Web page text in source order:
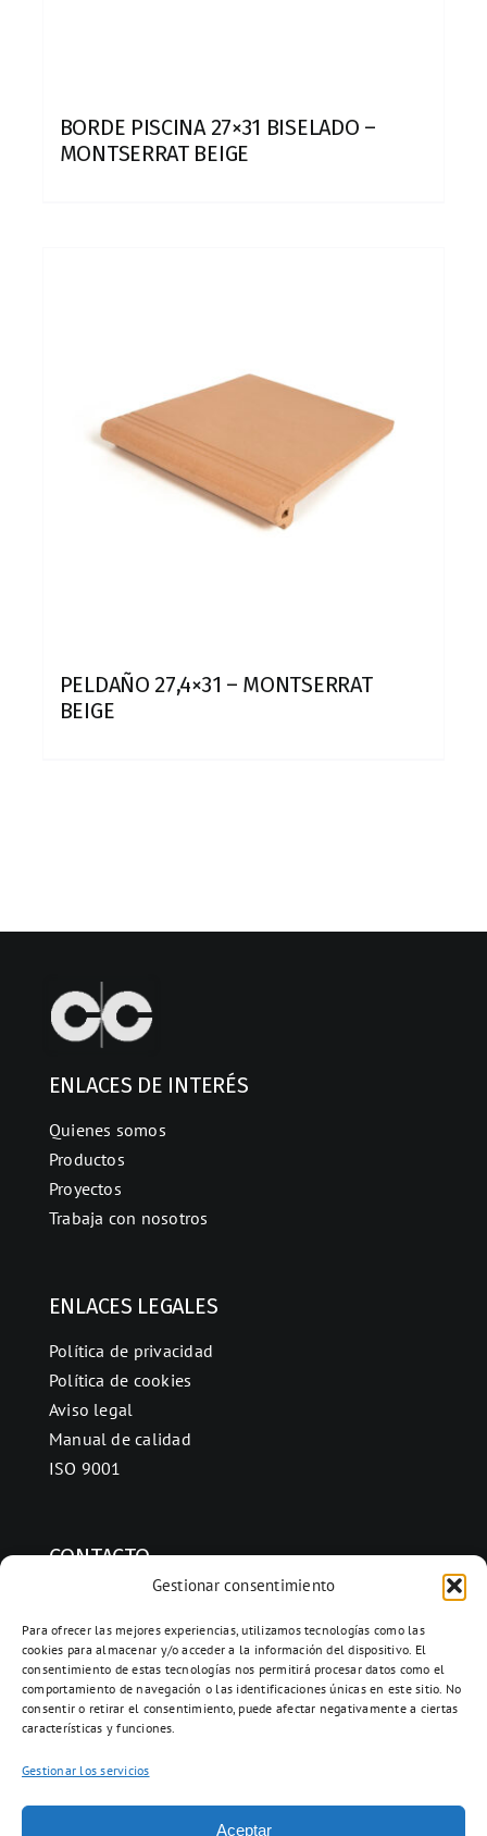
Gestionar consentimiento
Para ofrecer las mejores experiencias, utilizamos tecnologías como las
cookies para almacenar y/o acceder a la información del dispositivo. El
consentimiento de estas tecnologías nos permitirá procesar datos como el
comportamiento de navegación o las identificaciones únicas en este sitio. No
consentir o retirar el consentimiento, puede afectar negativamente a ciertas
características y funciones.
Gestionar los servicios
Aceptar
BORDE PISCINA 27×31 BISELADO –
MONTSERRAT BEIGE
PELDAÑO 27,4×31 – MONTSERRAT
BEIGE
ENLACES DE INTERÉS
Quienes somos
Productos
Proyectos
Trabaja con nosotros
ENLACES LEGALES
Política de privacidad
Política de cookies
Aviso legal
Manual de calidad
ISO 9001
CONTACTO
08280 Calaf, Barcelona
938 69 82 50
info@ceramicascalaf.com